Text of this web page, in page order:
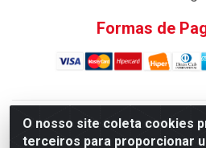
O nosso site coleta cookies
terceiros para proporcionar
Formas de
Atacadao da Limpeza F.
Distribuicao LTDA - Quadra Qi